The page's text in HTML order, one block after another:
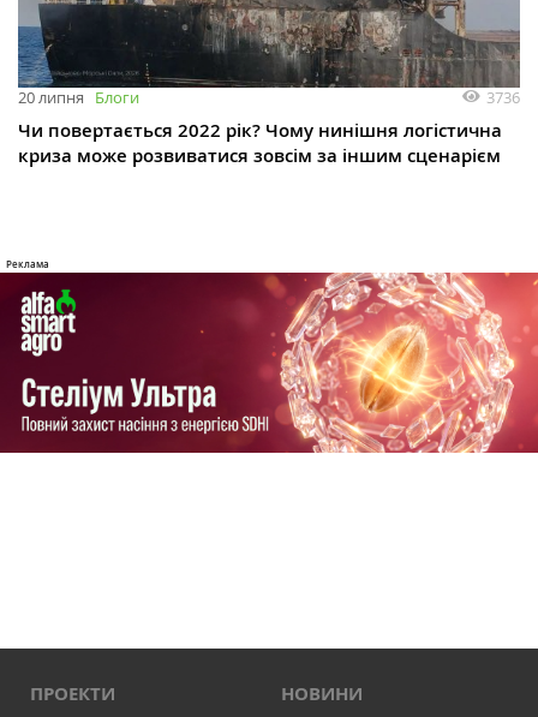
20 липня Блоги 3736
Чи повертається 2022 рік? Чому нинішня логістична
криза може розвиватися зовсім за іншим сценарієм
ПРОЕКТИ НОВИНИ